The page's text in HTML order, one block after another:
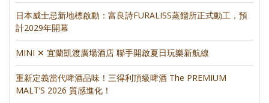
日本威士忌新地標啟動：富良詩FURALISS蒸餾所正式動工，預
計2029年開幕
MINI ✕ 宜蘭凱渡廣場酒店 聯手開啟夏日玩樂新航線
重新定義當代啤酒品味！三得利頂級啤酒 The PREMIUM
MALT’S 2026 質感進化！